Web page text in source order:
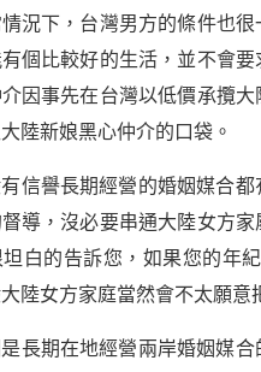
況下，台灣男方的條件也
個比較好的生活，並不會
因事先在台灣以低價承攬
陸新娘黑心仲介的口袋。
信譽長期經營的婚姻媒合
導，沒必要串通大陸女方
白的告訴您，如果您的年
陸女方家庭當然會不太願
長期在地經營兩岸婚姻媒